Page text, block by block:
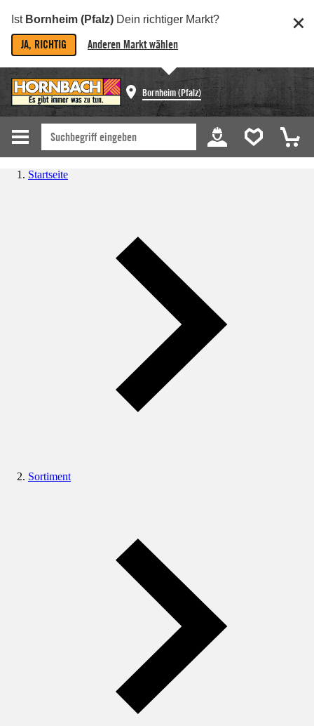
Ist Bornheim (Pfalz) Dein richtiger Markt?
JA, RICHTIG Anderen Markt wählen
Bornheim (Pfalz)
Startseite
Sortiment